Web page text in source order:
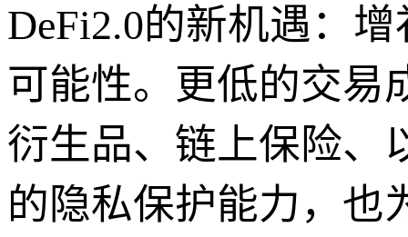
DeFi2.0的新机遇：
可能性。更低的交易
衍生品、链上保险、
的隐私保护能力，也